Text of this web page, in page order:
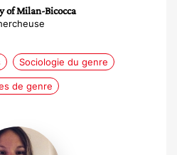
of Milan-Bicocca
Sociologie du genre
de genre
Marilou
Sarrut